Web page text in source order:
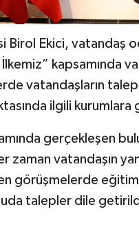
Birol Ekici, vatandaş
İlkemiz” kapsamında
vatandaşların
ilgili
gerçekleşen
zaman vatandaşın
görüşmelerde
talepler dile